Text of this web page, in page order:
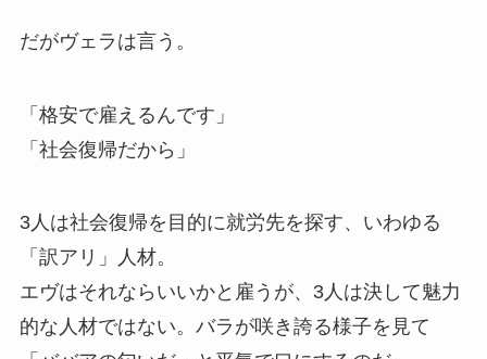
だがヴェラは言う。
「格安で雇えるんです」
「社会復帰だから」
3人は社会復帰を目的に就労先を探す、いわゆる
「訳アリ」人材。
エヴはそれならいいかと雇うが、3人は決して魅力
的な人材ではない。バラが咲き誇る様子を見て